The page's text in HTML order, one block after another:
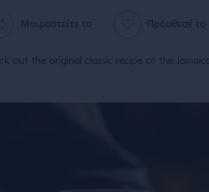
Μοιραστείτε το Πρόσθεσέ το
out the original classic recipe of the